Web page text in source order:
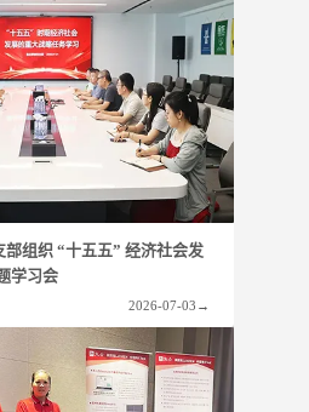
航天
子
部组织 “十五五” 经济社会发
学习会
2026-07-03 →